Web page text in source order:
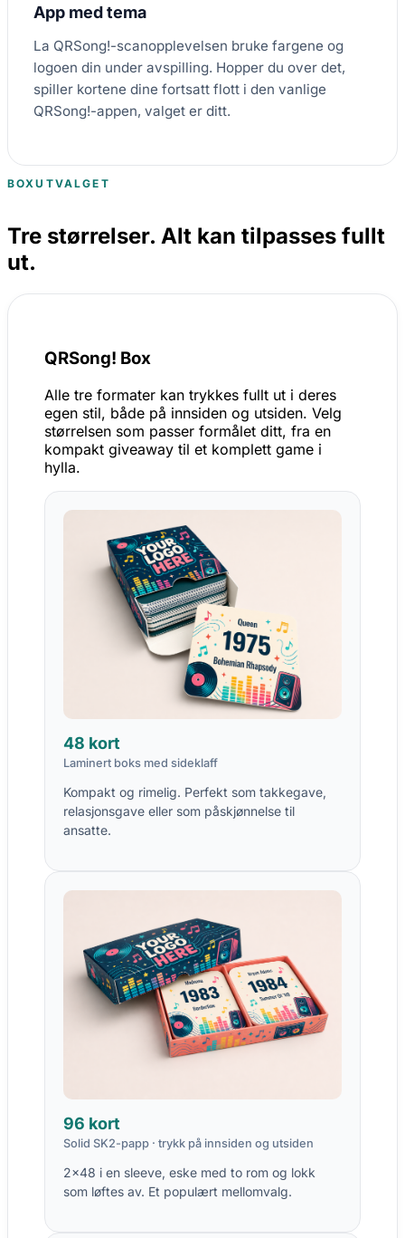
App med tema
La QRSong!-scanopplevelsen bruke fargene og
logoen din under avspilling. Hopper du over det,
spiller kortene dine fortsatt flott i den vanlige
QRSong!-appen, valget er ditt.
BOXUTVALGET
Tre størrelser. Alt kan tilpasses fullt
ut.
QRSong! Box
Alle tre formater kan trykkes fullt ut i deres
egen stil, både på innsiden og utsiden. Velg
størrelsen som passer formålet ditt, fra en
kompakt giveaway til et komplett game i
hylla.
48 kort
Laminert boks med sideklaff
Kompakt og rimelig. Perfekt som takkegave,
relasjonsgave eller som påskjønnelse til
ansatte.
96 kort
Solid SK2-papp · trykk på innsiden og utsiden
2×48 i en sleeve, eske med to rom og lokk
som løftes av. Et populært mellomvalg.